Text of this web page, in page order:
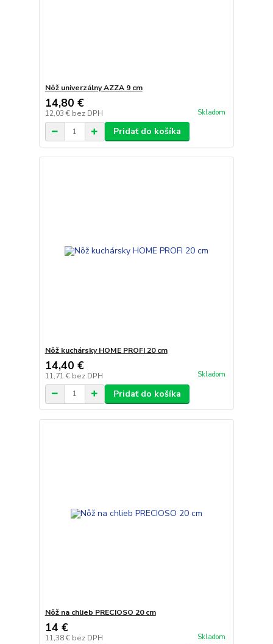
Nôž univerzálny AZZA 9 cm
14,80 €
12,03 € bez DPH Skladom
Pridať do košíka
Nôž kuchársky HOME PROFI 20 cm
14,40 €
11,71 € bez DPH Skladom
Pridať do košíka
Nôž na chlieb PRECIOSO 20 cm
14 €
11,38 € bez DPH Skladom